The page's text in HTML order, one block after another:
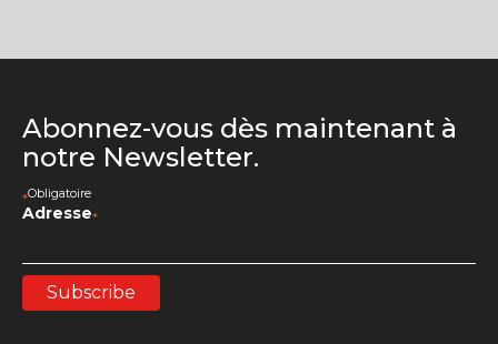
Abonnez-vous dès maintenant à
notre Newsletter.
*Obligatoire
Adresse*